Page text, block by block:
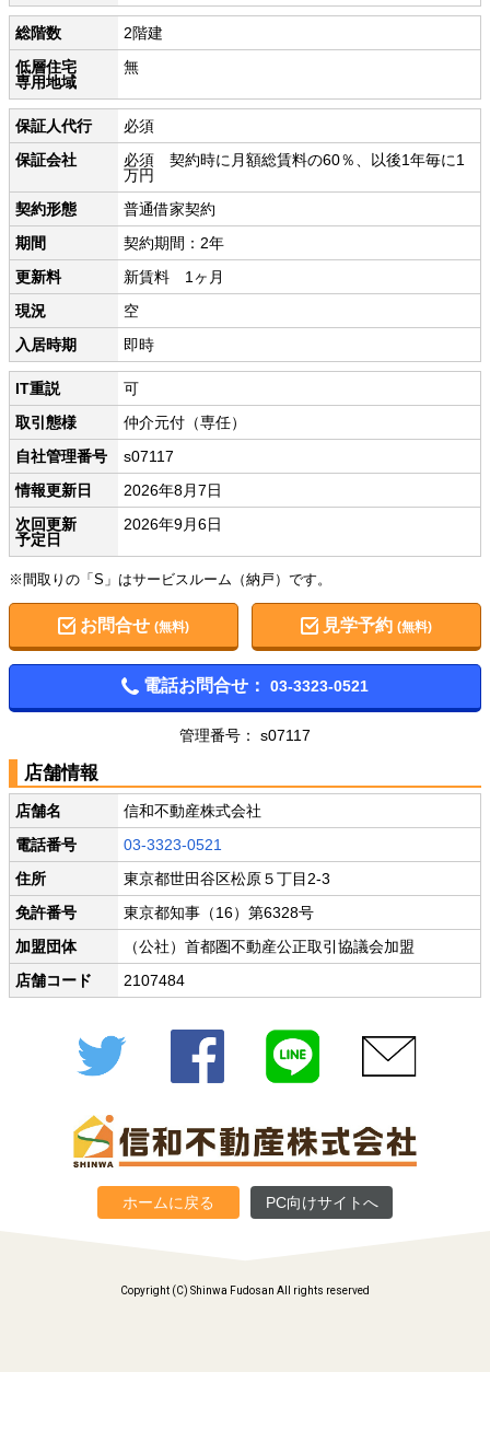
総階数
2階建
低層住宅
専用地域
無
保証人代行
必須
保証会社
必須 契約時に月額総賃料の60％、以後1年毎に1
万円
契約形態
普通借家契約
期間
契約期間：2年
更新料
新賃料 1ヶ月
現況
空
入居時期
即時
IT重説
可
取引態様
仲介元付（専任）
自社管理番号
s07117
情報更新日
2026年8月7日
次回更新
予定日
2026年9月6日
※間取りの「S」はサービスルーム（納戸）です。
お問合せ (無料) 見学予約(無料)
電話お問合せ： 03-3323-0521
管理番号： s07117
店舗情報
店舗名
信和不動産株式会社
電話番号
03-3323-0521
住所
東京都世田谷区松原５丁目2-3
免許番号
東京都知事（16）第6328号
加盟団体
（公社）首都圏不動産公正取引協議会加盟
店舗コード
2107484
Twitter Facebook
ホームに戻る PC向けサイトへ
Copyright (C) Shinwa Fudosan All rights reserved